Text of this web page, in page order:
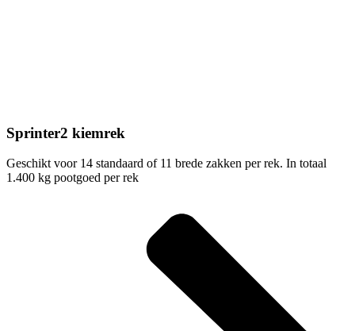
Sprinter2 kiemrek
Geschikt voor 14 standaard of 11 brede zakken per rek. In totaal
1.400 kg pootgoed per rek